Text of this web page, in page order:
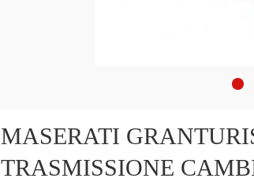
MASERATI
TRASMISSIONE